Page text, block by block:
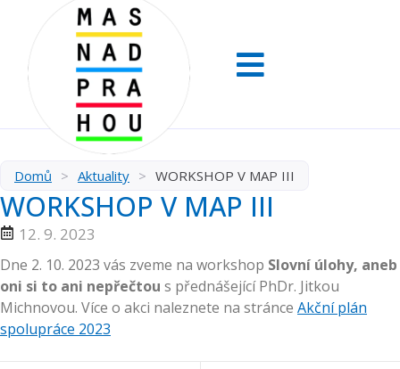
Domů > Aktuality > WORKSHOP V MAP III
WORKSHOP V MAP III
12. 9. 2023
Dne 2. 10. 2023 vás zveme na workshop Slovní úlohy, aneb
oni si to ani nepřečtou s přednášející PhDr. Jitkou
Michnovou. Více o akci naleznete na stránce Akční plán
spolupráce 2023